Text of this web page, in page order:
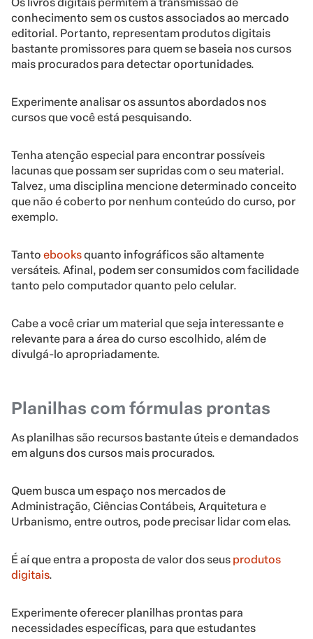
Os livros digitais permitem a transmissão de
conhecimento sem os custos associados ao mercado
editorial. Portanto, representam produtos digitais
bastante promissores para quem se baseia nos cursos
mais procurados para detectar oportunidades.
Experimente analisar os assuntos abordados nos
cursos que você está pesquisando.
Tenha atenção especial para encontrar possíveis
lacunas que possam ser supridas com o seu material.
Talvez, uma disciplina mencione determinado conceito
que não é coberto por nenhum conteúdo do curso, por
exemplo.
Tanto ebooksquanto infográficos são altamente
versáteis. Afinal, podem ser consumidos com facilidade
tanto pelo computador quanto pelo celular.
Cabe a você criar um material que seja interessante e
relevante para a área do curso escolhido, além de
divulgá-lo apropriadamente.
Planilhas com fórmulas prontas
As planilhas são recursos bastante úteis e demandados
em alguns dos cursos mais procurados.
Quem busca um espaço nos mercados de
Administração, Ciências Contábeis, Arquitetura e
Urbanismo, entre outros, pode precisar lidar com elas.
É aí que entra a proposta de valor dos seus produtos
digitais.
Experimente oferecer planilhas prontas para
necessidades específicas, para que estudantes